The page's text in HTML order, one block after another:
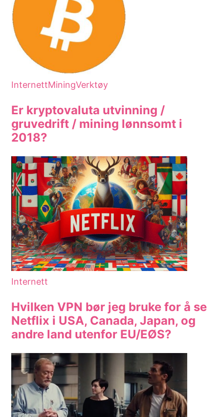
InternettMiningVerktøy
Er kryptovaluta utvinning /
gruvedrift / mining lønnsomt i
2018?
Internett
Hvilken VPN bør jeg bruke for å se
Netflix i USA, Canada, Japan, og
andre land utenfor EU/EØS?